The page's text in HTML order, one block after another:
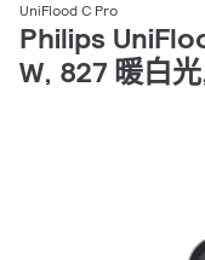
UniFlood C Pro
Philips
W, 827 暖白